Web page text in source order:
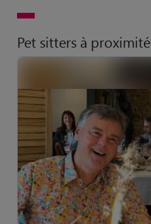
Pet sitters à proximité